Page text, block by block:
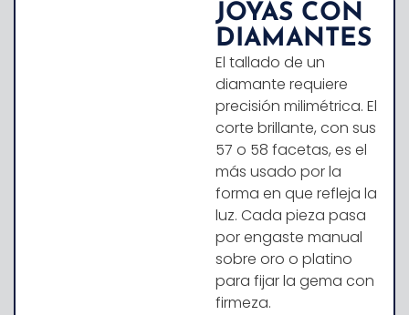
JOYAS CON
DIAMANTES
El tallado de un
diamante requiere
precisión milimétrica. El
corte brillante, con sus
57 o 58 facetas, es el
más usado por la
forma en que refleja la
luz. Cada pieza pasa
por engaste manual
sobre oro o platino
para fijar la gema con
firmeza.